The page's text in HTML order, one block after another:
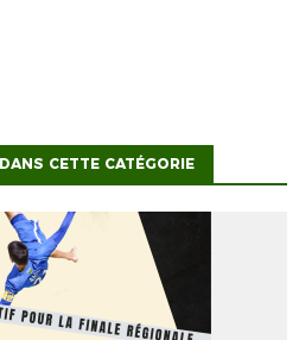
CETTE CATÉGORIE